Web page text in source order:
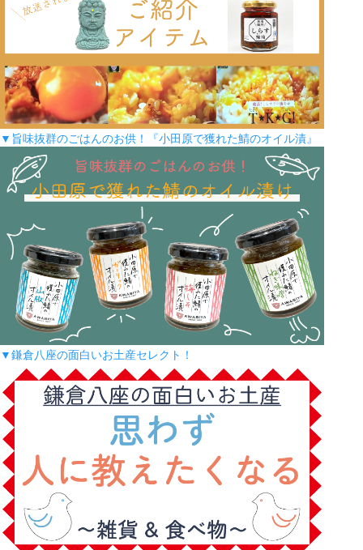
▼旨味抜群のごはんのお供！『小田原で獲れた鯖のオイル漬』
▼鎌倉八座の面白いお土産セレクト！